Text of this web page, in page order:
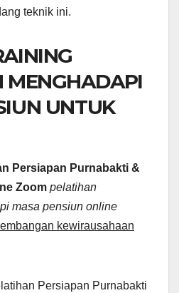
teknik ini.
MENGHADAPI
UNTUK
Persiapan Purnabakti &
Zoom pelatihan
masa pensiun online
kewirausahaan
Persiapan Purnabakti